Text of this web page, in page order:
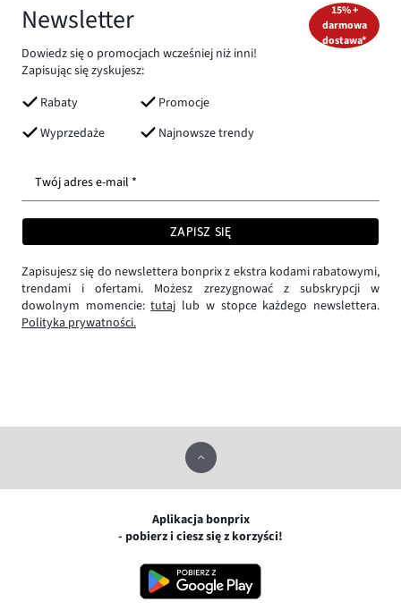
Newsletter
Dowiedz się o promocjach wcześniej niż inni!
Zapisując się zyskujesz:
Rabaty
Promocje
Wyprzedaże
Najnowsze trendy
15% +
darmowa
dostawa*
Twój adres e-mail *
ZAPISZ SIĘ
Zapisujesz się do newslettera bonprix z ekstra kodami rabatowymi,
trendami i ofertami. Możesz zrezygnować z subskrypcji w
dowolnym momencie:tutaj lub w stopce każdego newslettera.
Polityka prywatności.
Aplikacja bonprix
- pobierz i ciesz się z korzyści!